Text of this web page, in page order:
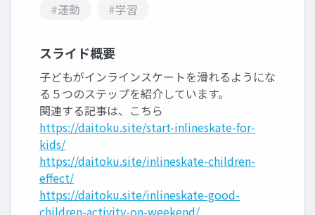
#運動
#学習
スライド概要
子どもがインラインスケートを滑れるようにな
る５つのステップを紹介しています。
関連する記事は、こちら
https://daitoku.site/start-inlineskate-for-
kids/
https://daitoku.site/inlineskate-children-
effect/
https://daitoku.site/inlineskate-good-
children-activity-on-weekend/